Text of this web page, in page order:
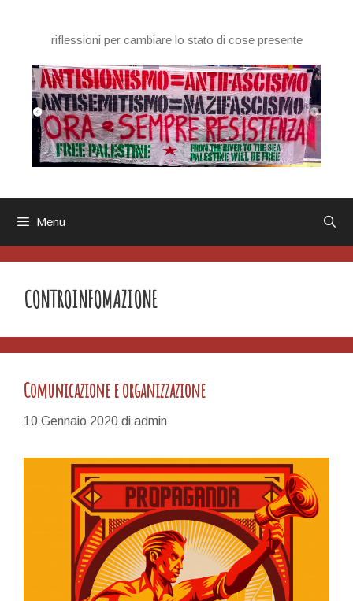
contenutoriflessioni per cambiare lo stato di cose presente
Menu
CONTROINFOMAZIONE
Comunicazione e organizzazione
10 Gennaio 2020 di admin